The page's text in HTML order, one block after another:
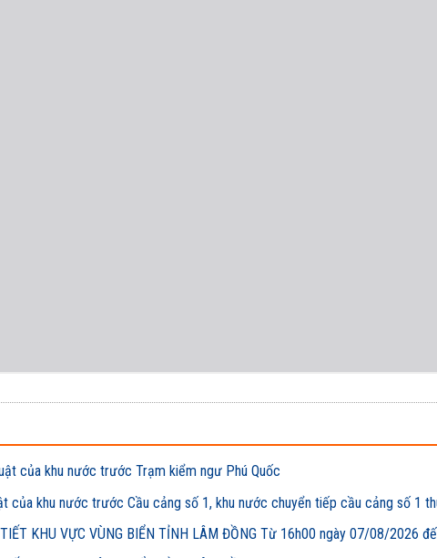
của khu nước trước Trạm kiểm ngư Phú Quốc
của khu nước trước Cầu cảng số 1, khu nước chuyển tiếp cầu cảng số 1
KHU VỰC VÙNG BIỂN TỈNH LÂM ĐỒNG Từ 16h00 ngày 07/08/2026